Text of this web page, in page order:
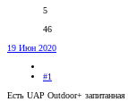
5
46
19 Июн 2020
#1
Есть UAP Outdoor+